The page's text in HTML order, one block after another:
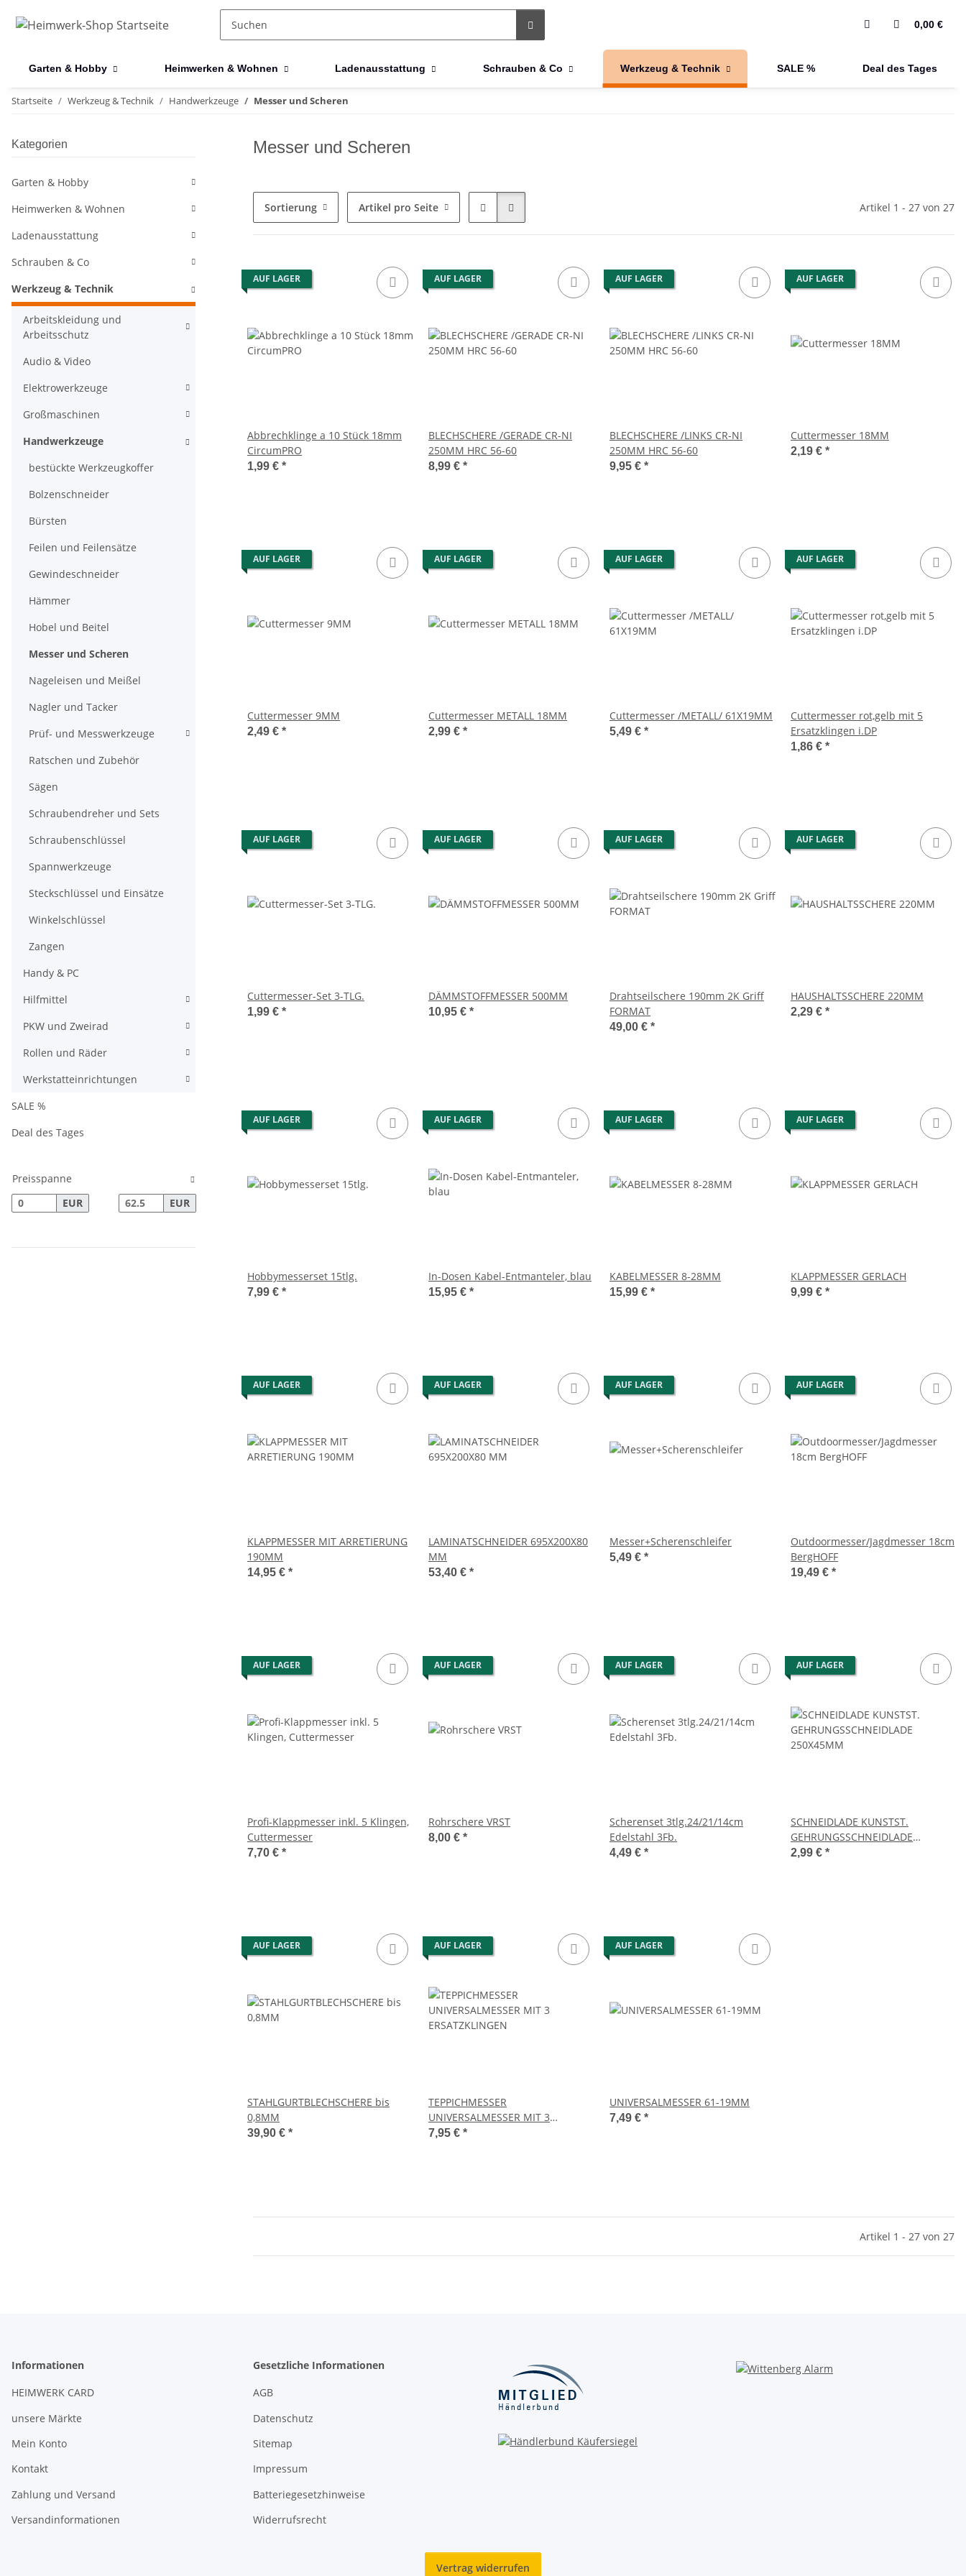
0,00 €
Garten & Hobby Heimwerken & Wohnen Ladenausstattung Schrauben & Co Werkzeug & Technik SALE % Deal des Tages
Startseite Werkzeug & Technik Handwerkzeuge Messer und Scheren
Messer und Scheren
Sortierung Artikel pro Seite Artikel 1 - 27 von 27
AUF LAGER
Abbrechklinge a 10 Stück 18mm
CircumPRO
1,99 € *
AUF LAGER
BLECHSCHERE /GERADE CR-NI
250MM HRC 56-60
8,99 € *
AUF LAGER
BLECHSCHERE /LINKS CR-NI
250MM HRC 56-60
9,95 € *
AUF LAGER
Cuttermesser 18MM
2,19 € *
AUF LAGER
Cuttermesser 9MM
2,49 € *
AUF LAGER
Cuttermesser METALL 18MM
2,99 € *
AUF LAGER
Cuttermesser /METALL/ 61X19MM
5,49 € *
AUF LAGER
Cuttermesser rot,gelb mit 5
Ersatzklingen i.DP
1,86 € *
AUF LAGER
Cuttermesser-Set 3-TLG.
1,99 € *
AUF LAGER
DÄMMSTOFFMESSER 500MM
10,95 € *
AUF LAGER
Drahtseilschere 190mm 2K Griff
FORMAT
49,00 € *
AUF LAGER
HAUSHALTSSCHERE 220MM
2,29 € *
AUF LAGER
Hobbymesserset 15tlg.
7,99 € *
AUF LAGER
In-Dosen Kabel-Entmanteler, blau
15,95 € *
AUF LAGER
KABELMESSER 8-28MM
15,99 € *
AUF LAGER
KLAPPMESSER GERLACH
9,99 € *
AUF LAGER
KLAPPMESSER MIT ARRETIERUNG
190MM
14,95 € *
AUF LAGER
LAMINATSCHNEIDER 695X200X80
MM
53,40 € *
AUF LAGER
Messer+Scherenschleifer
5,49 € *
AUF LAGER
Outdoormesser/Jagdmesser 18cm
BergHOFF
19,49 € *
AUF LAGER
Profi-Klappmesser inkl. 5 Klingen,
Cuttermesser
7,70 € *
AUF LAGER
Rohrschere VRST
8,00 € *
AUF LAGER
Scherenset 3tlg.24/21/14cm
Edelstahl 3Fb.
4,49 € *
AUF LAGER
SCHNEIDLADE KUNSTST.
GEHRUNGSSCHNEIDLADE
250X45MM
2,99 € *
AUF LAGER
STAHLGURTBLECHSCHERE bis
0,8MM
39,90 € *
AUF LAGER
TEPPICHMESSER
UNIVERSALMESSER MIT 3
ERSATZKLINGEN
7,95 € *
AUF LAGER
UNIVERSALMESSER 61-19MM
7,49 € *
Artikel 1 - 27 von 27
Kategorien
Garten & Hobby
Heimwerken & Wohnen
Ladenausstattung
Schrauben & Co
Werkzeug & Technik
Arbeitskleidung und
Arbeitsschutz
Audio & Video
Elektrowerkzeuge
Großmaschinen
Handwerkzeuge
bestückte Werkzeugkoffer
Bolzenschneider
Bürsten
Feilen und Feilensätze
Gewindeschneider
Hämmer
Hobel und Beitel
Messer und Scheren
Nageleisen und Meißel
Nagler und Tacker
Prüf- und Messwerkzeuge
Ratschen und Zubehör
Sägen
Schraubendreher und Sets
Schraubenschlüssel
Spannwerkzeuge
Steckschlüssel und Einsätze
Winkelschlüssel
Zangen
Handy & PC
Hilfmittel
PKW und Zweirad
Rollen und Räder
Werkstatteinrichtungen
SALE %
Deal des Tages
Preisspanne
EUR
EUR
Informationen
HEIMWERK CARD
unsere Märkte
Mein Konto
Kontakt
Zahlung und Versand
Versandinformationen
Gesetzliche Informationen
AGB
Datenschutz
Sitemap
Impressum
Batteriegesetzhinweise
Widerrufsrecht
Vertrag widerrufen